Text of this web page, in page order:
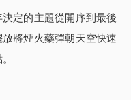
定的主題從開序到最後
將煙火藥彈朝天空快速